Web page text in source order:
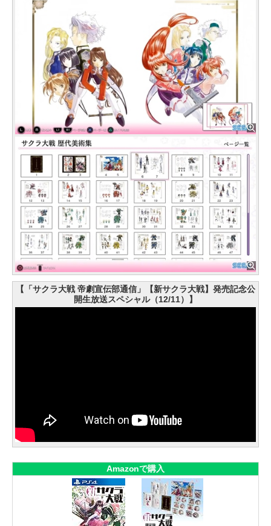
【「サクラ大戦 帝劇宣伝部通信」【新サクラ大戦】発売記念公
開生放送スペシャル（12/11）】
Amazonで購入